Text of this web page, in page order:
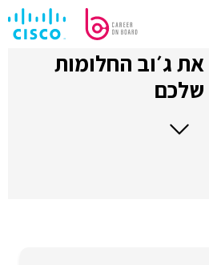
ג׳וב החלומות
שלכם